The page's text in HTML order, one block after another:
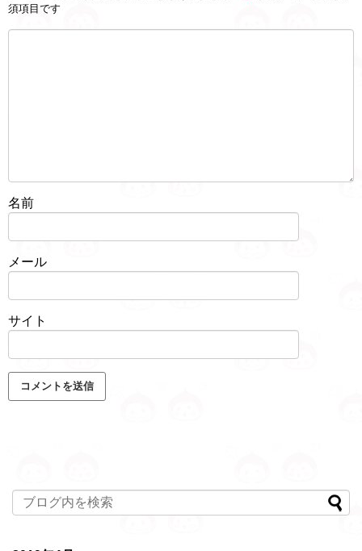
須項目です
名前
メール
サイト